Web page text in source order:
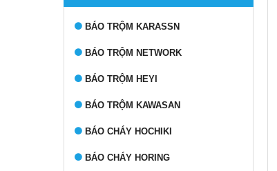
BÁO TRỘM KARASSN
BÁO TRỘM NETWORK
BÁO TRỘM HEYI
BÁO TRỘM KAWASAN
BÁO CHÁY HOCHIKI
BÁO CHÁY HORING